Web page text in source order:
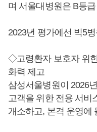
며 서울대병원은 B등
2023년 평가에선 빅5
◇고령환자 보호자 위
화력 제고
삼성서울병원이 2026
고객을 위한 전용 서비
개소하고, 본격 운영에